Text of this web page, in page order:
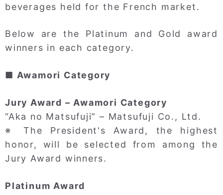
beverages held for the French market.
Below are the Platinum and Gold award
winners in each category.
■ Awamori Category
Jury Award – Awamori Category
“Aka no Matsufuji” – Matsufuji Co., Ltd.
※ The President's Award, the highest
honor, will be selected from among the
Jury Award winners.
Platinum Award